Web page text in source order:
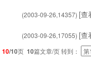
(2003-09-26,14357) [查
(2003-09-26,17055) [查
10/10页 10篇文章/页 转到：